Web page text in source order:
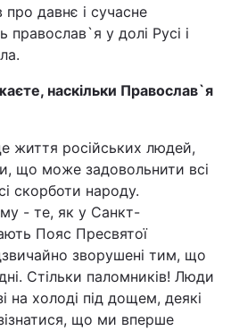
Війна
Політика
Світ
про давнє і сучасне
православ`я у долі Русі і
наскільки Православ`я
життя російських людей,
що може задовольнити всі
скорботи народу.
- те, як у Санкт-
Пояс Пресвятої
зворушені тим, що
Стільки паломників! Люди
на холоді під дощем, деякі
що ми вперше